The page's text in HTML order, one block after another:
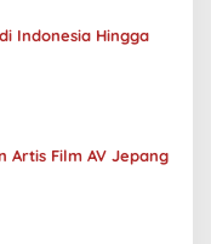
Indonesia Hingga
Artis Film AV Jepang